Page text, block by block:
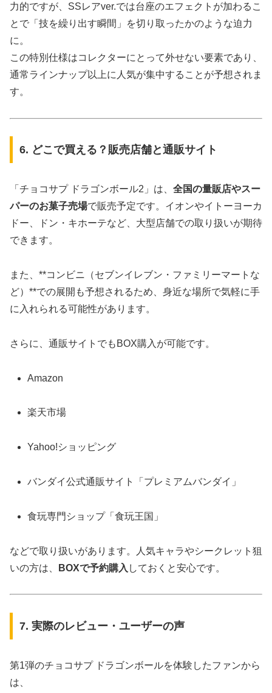
力的ですが、SSレアver.では台座のエフェクトが加わるこ
とで「技を繰り出す瞬間」を切り取ったかのような迫力
に。
この特別仕様はコレクターにとって外せない要素であり、
通常ラインナップ以上に人気が集中することが予想されま
す。
6. どこで買える？販売店舗と通販サイト
「チョコサプ ドラゴンボール2」は、 全国の量販店やスー
パーのお菓子売場で販売予定です。イオンやイトーヨーカ
ドー、ドン・キホーテなど、大型店舗での取り扱いが期待
できます。
また、**コンビニ（セブンイレブン・ファミリーマートな
ど）**での展開も予想されるため、身近な場所で気軽に手
に入れられる可能性があります。
さらに、通販サイトでもBOX購入が可能です。
Amazon
楽天市場
Yahoo!ショッピング
バンダイ公式通販サイト「プレミアムバンダイ」
食玩専門ショップ「食玩王国」
などで取り扱いがあります。人気キャラやシークレット狙
いの方は、
BOXで予約購入 しておくと安心です。
7. 実際のレビュー・ユーザーの声
第1弾のチョコサプ ドラゴンボールを体験したファンから
は、